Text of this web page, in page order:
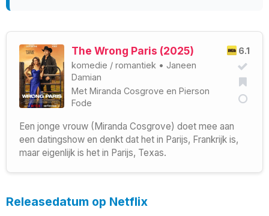
6.1
The Wrong Paris (2025)
komedie / romantiek • Janeen
Damian
Met Miranda Cosgrove en Pierson
Fode
Een jonge vrouw (Miranda Cosgrove) doet mee aan
een datingshow en denkt dat het in Parijs, Frankrijk is,
maar eigenlijk is het in Parijs, Texas.
Releasedatum op Netflix